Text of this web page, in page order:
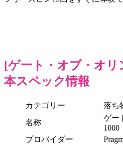
[ゲート・オブ・オリ
本スペック情報
カテゴリー
落ち
名称
ゲー
1000
プロバイダー